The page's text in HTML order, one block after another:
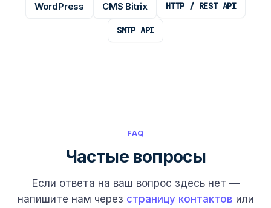
WordPress CMS Bitrix HTTP / REST API
SMTP API
FAQ
Частые вопросы
Если ответа на ваш вопрос здесь нет —
напишите нам через страницу контактов или